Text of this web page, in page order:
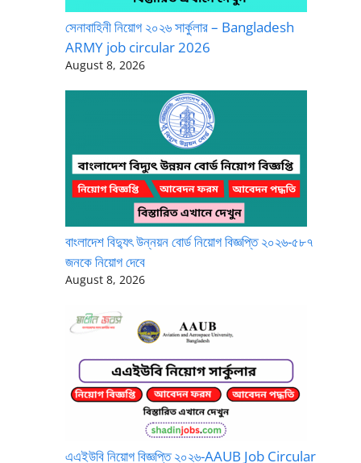
সেনাবাহিনী নিয়োগ ২০২৬ সার্কুলার – Bangladesh
ARMY job circular 2026
August 8, 2026
বাংলাদেশ বিদ্যুৎ উন্নয়ন বোর্ড নিয়োগ বিজ্ঞপ্তি ২০২৬-৫৮৭
জনকে নিয়োগ দেবে
August 8, 2026
এএইউবি নিয়োগ বিজ্ঞপ্তি ২০২৬-AAUB Job Circular